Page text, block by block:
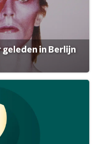
geleden in Berlijn